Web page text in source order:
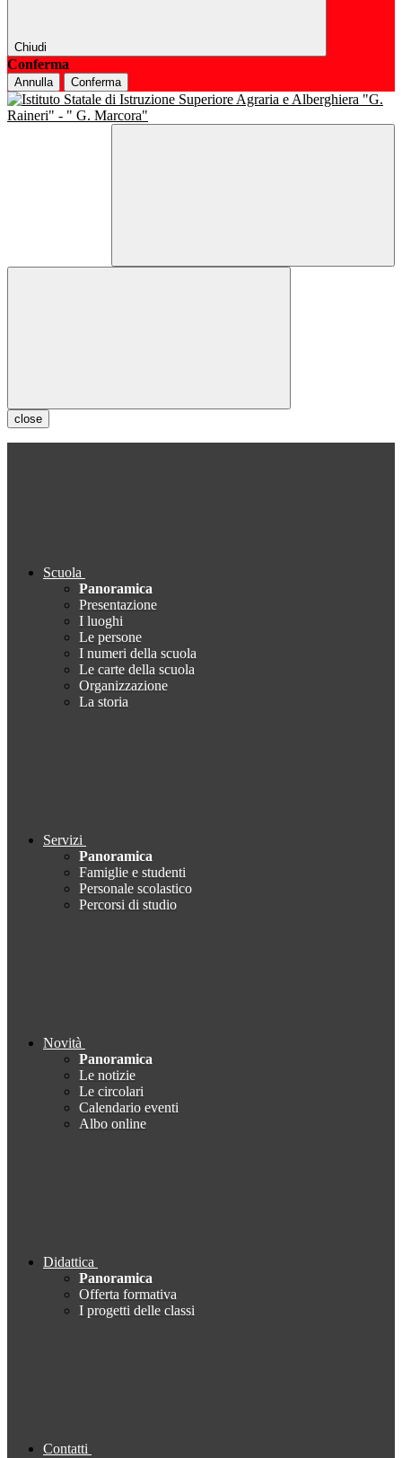
Chiudi
Conferma
Annulla Conferma
close
Scuola
Panoramica
Presentazione
I luoghi
Le persone
I numeri della scuola
Le carte della scuola
Organizzazione
La storia
Servizi
Panoramica
Famiglie e studenti
Personale scolastico
Percorsi di studio
Novità
Panoramica
Le notizie
Le circolari
Calendario eventi
Albo online
Didattica
Panoramica
Offerta formativa
I progetti delle classi
Contatti